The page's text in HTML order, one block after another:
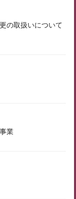
の取扱いについて
業